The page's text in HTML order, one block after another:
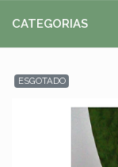
CATEGORIAS
ESGOTADO